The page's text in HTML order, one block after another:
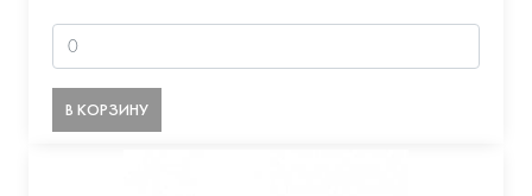
В КОРЗИНУ